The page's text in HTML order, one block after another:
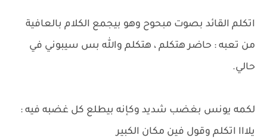
اتكلم القائد بصوت مبحوح وهو بيجمع الكلام بالعافية
من تعبه : حاضر هتكلم ، هتكلم والله بس سيبوني في
حالي.
لكمه يونس بغضب شديد وكإنه بيطلع كل غضبه فيه :
يلااا اتكلم وقول فين مكان الكبير